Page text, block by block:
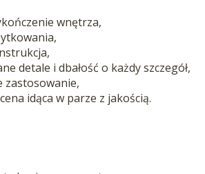
wnętrza,
detale i dbałość o każdy szczegół,
zastosowanie,
idąca w parze z jakością.